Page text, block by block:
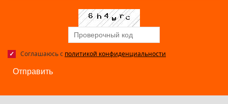
Соглашаюсь с политикой конфиденциальности
Отправить